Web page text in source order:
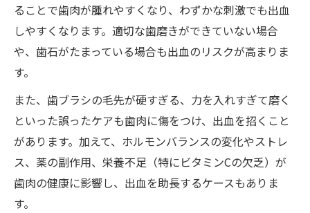
歯肉の出血を放置するリスクに注意
歯肉からの出血が続くときの対処法
歯肉出血が止まらないときの基本対応
法
歯肉の出血が続く場合のセルフチェックポ
イント
歯肉の出血時に避けるべき生活習慣
ることで歯肉が腫れやすくなり、わずかな刺激でも出血
しやすくなります。適切な歯磨きができていない場合
や、歯石がたまっている場合も出血のリスクが高まりま
す。
また、歯ブラシの毛先が硬すぎる、力を入れすぎて磨く
といった誤ったケアも歯肉に傷をつけ、出血を招くこと
があります。加えて、ホルモンバランスの変化やストレ
ス、薬の副作用、栄養不足（特にビタミンCの欠乏）が
歯肉の健康に影響し、出血を助長するケースもありま
す。